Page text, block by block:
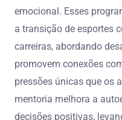
emocional. Esses
a transição de esportes
carreiras, abordando
promovem conexões
pressões únicas que os
mentoria melhora a
decisões positivas,